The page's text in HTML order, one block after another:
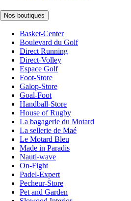
Nos boutiques
Basket-Center
Boulevard du Golf
Direct Running
Direct-Volley
Espace Golf
Foot-Store
Galop-Store
Goal-Foot
Handball-Store
House of Rugby
La bagagerie du Motard
La sellerie de Maé
Le Motard Bleu
Made in Paradis
Nauti-wave
On-Fight
Padel-Expert
Pecheur-Store
Pet and Garden